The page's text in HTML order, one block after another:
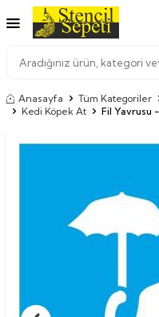
Anasayfa Tüm Kategoriler
Kedi Köpek At
Fil Yavrusu